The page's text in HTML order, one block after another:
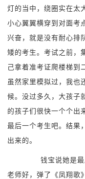
灯的当中，绕圈实在太
小心翼翼横穿到对面考
兴奋，就是没有耐心排
矮的考生。考试之前，
己拿着准考证爬楼梯到
虽然家里模拟过，我也
候。没过多久，大孩子
的孩子们很快一个个出
最后一个考生吧。结果
出来的。
钱宝说她是最后
老师好，弹了《凤翔歌